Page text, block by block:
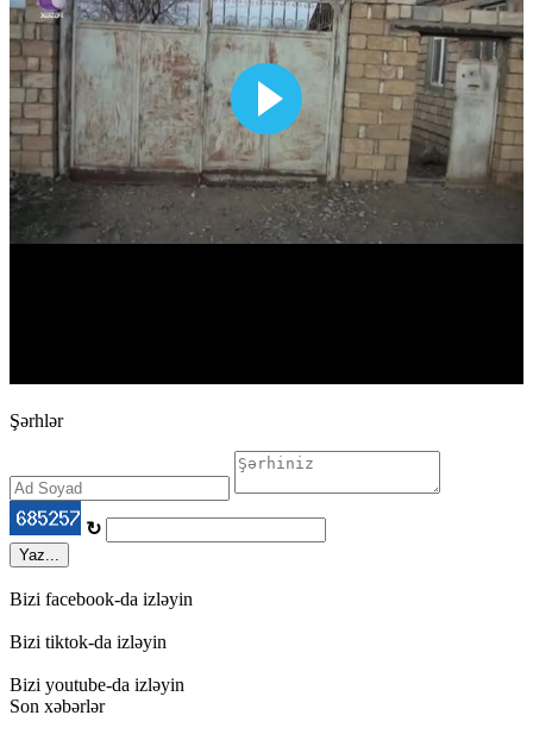
Şərhlər
↻
Yaz...
Bizi facebook-da izləyin
Bizi tiktok-da izləyin
Bizi youtube-da izləyin
Son xəbərlər